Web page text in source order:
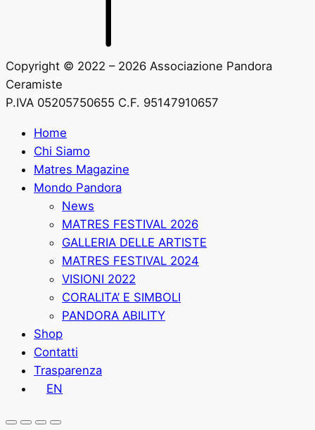
Copyright © 2022 – 2026 Associazione Pandora
Ceramiste
P.IVA 05205750655 C.F. 95147910657
Home
Chi Siamo
Matres Magazine
Mondo Pandora
News
MATRES FESTIVAL 2026
GALLERIA DELLE ARTISTE
MATRES FESTIVAL 2024
VISIONI 2022
CORALITA’ E SIMBOLI
PANDORA ABILITY
Shop
Contatti
Trasparenza
EN